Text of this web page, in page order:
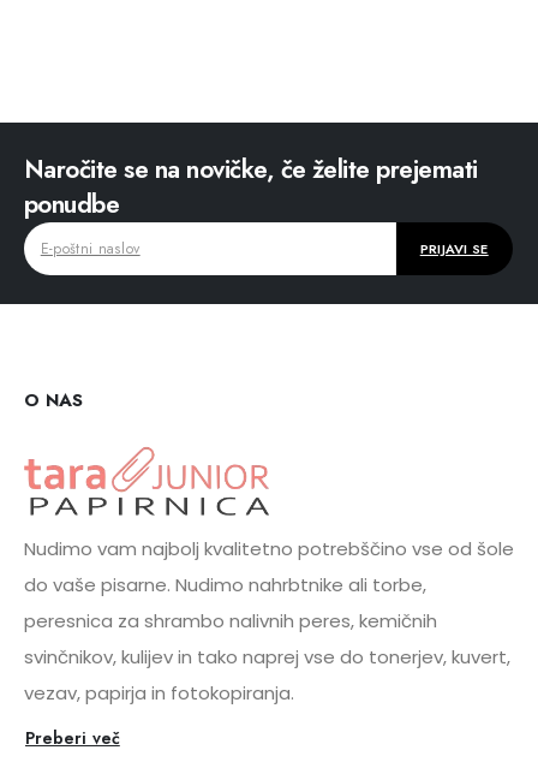
Naročite se na novičke, če želite prejemati
ponudbe
O NAS
Nudimo vam najbolj kvalitetno potrebščino vse od šole
do vaše pisarne. Nudimo nahrbtnike ali torbe,
peresnica za shrambo nalivnih peres, kemičnih
svinčnikov, kulijev in tako naprej vse do tonerjev, kuvert,
vezav, papirja in fotokopiranja.
Preberi več